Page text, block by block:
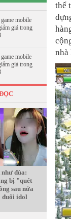
mobile
giá trong
mobile
giá trong
đùa:
bị "quét
sau nửa
đuổi idol
thể
nhà